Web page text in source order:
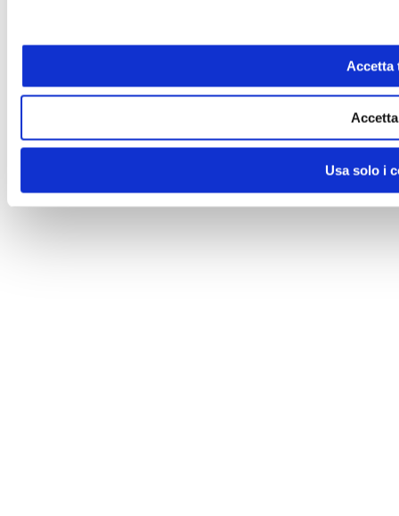
Accetta
Usa solo i